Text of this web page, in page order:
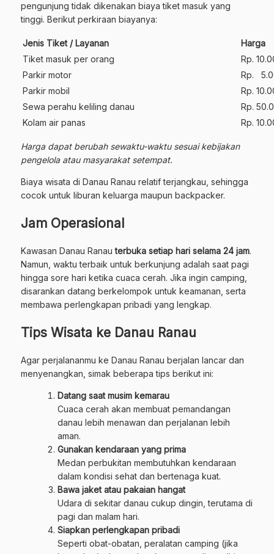
pengunjung tidak dikenakan biaya tiket masuk yang
tinggi. Berikut perkiraan biayanya:
Jenis Tiket / Layanan
Harga
Tiket masuk per orang
Rp.
Parkir motor
Rp.
Parkir mobil
Rp.
Sewa perahu keliling danau
Rp.
Kolam air panas
Rp.
Harga dapat berubah sewaktu-waktu sesuai kebijakan
pengelola atau masyarakat setempat.
Biaya wisata di Danau Ranau relatif terjangkau, sehingga
cocok untuk liburan keluarga maupun backpacker.
Jam Operasional
Kawasan Danau Ranauterbuka setiap hari selama 24 jam.
Namun, waktu terbaik untuk berkunjung adalah saat pagi
hingga sore hari ketika cuaca cerah. Jika ingin camping,
disarankan datang berkelompok untuk keamanan, serta
membawa perlengkapan pribadi yang lengkap.
Tips Wisata ke Danau Ranau
Agar perjalananmu ke Danau Ranau berjalan lancar dan
menyenangkan, simak beberapa tips berikut ini:
Datang saat musim kemarau
Cuaca cerah akan membuat pemandangan
danau lebih menawan dan perjalanan lebih
aman.
Gunakan kendaraan yang prima
Medan perbukitan membutuhkan kendaraan
dalam kondisi sehat dan bertenaga kuat.
Bawa jaket atau pakaian hangat
Udara di sekitar danau cukup dingin, terutama di
pagi dan malam hari.
Siapkan perlengkapan pribadi
Seperti obat-obatan, peralatan camping (jika